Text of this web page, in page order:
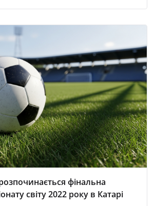
фінальна
світу 2022 року в Катарі